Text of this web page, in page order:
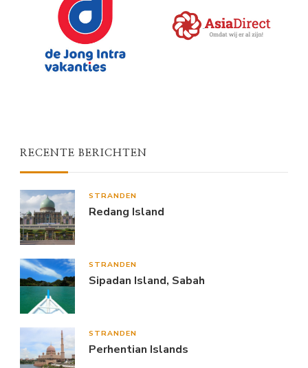
RECENTE BERICHTEN
STRANDEN
Redang Island
STRANDEN
Sipadan Island, Sabah
STRANDEN
Perhentian Islands